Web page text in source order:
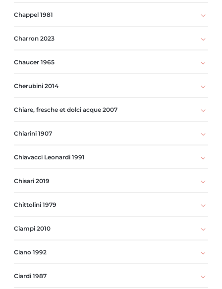
Chappel 1981
Charron 2023
Chaucer 1965
Cherubini 2014
Chiare, fresche et dolci acque 2007
Chiarini 1907
Chiavacci Leonardi 1991
Chisari 2019
Chittolini 1979
Ciampi 2010
Ciano 1992
Ciardi 1987